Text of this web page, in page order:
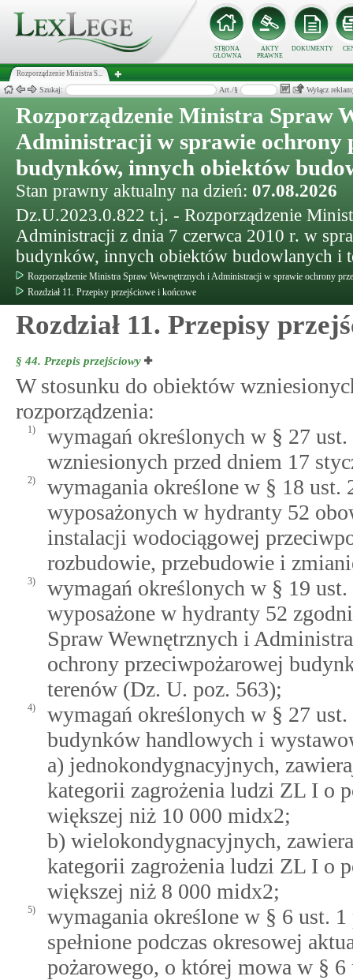
STRONA
GŁÓWNA
AKTY
PRAWNE
DOKUMENTY
Rozporządzenie Ministra S...
Szukaj: Art./§ Wyłącz
Rozporządzenie Ministra Spraw
Administracji w sprawie ochrony
budynków, innych obiektów
Stan prawny aktualny na dzień: 07.08.2026
Dz.U.2023.0.822 t.j. - Rozporządzenie
Administracji z dnia 7 czerwca 2010 r. w
budynków, innych obiektów budowlanych i
Rozporządzenie Ministra Spraw Wewnętrznych i Administracji w sprawie ochrony
Rozdział 11. Przepisy przejściowe i końcowe
Rozdział 11. Przepisy
§ 44. Przepis przejściowy
W stosunku do obiektów
rozporządzenia:
1)
wymagań określonych w § 27
wzniesionych przed dniem 17
2)
wymagania określone w § 18
wyposażonych w hydranty 52
instalacji wodociągowej
rozbudowie, przebudowie i
3)
wymagań określonych w § 19
wyposażone w hydranty 52
Spraw Wewnętrznych i
ochrony przeciwpożarowej
terenów (Dz. U. poz. 563);
4)
wymagań określonych w § 27
budynków handlowych i
a) jednokondygnacyjnych,
kategorii zagrożenia ludzi ZL I o
większej niż 10 000 midx2;
b) wielokondygnacyjnych,
kategorii zagrożenia ludzi ZL I o
większej niż 8 000 midx2;
5)
wymagania określone w § 6 ust.
spełnione podczas okresowej
pożarowego, o której mowa w § 6